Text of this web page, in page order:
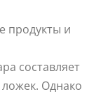
продукты и
составляет
Однако